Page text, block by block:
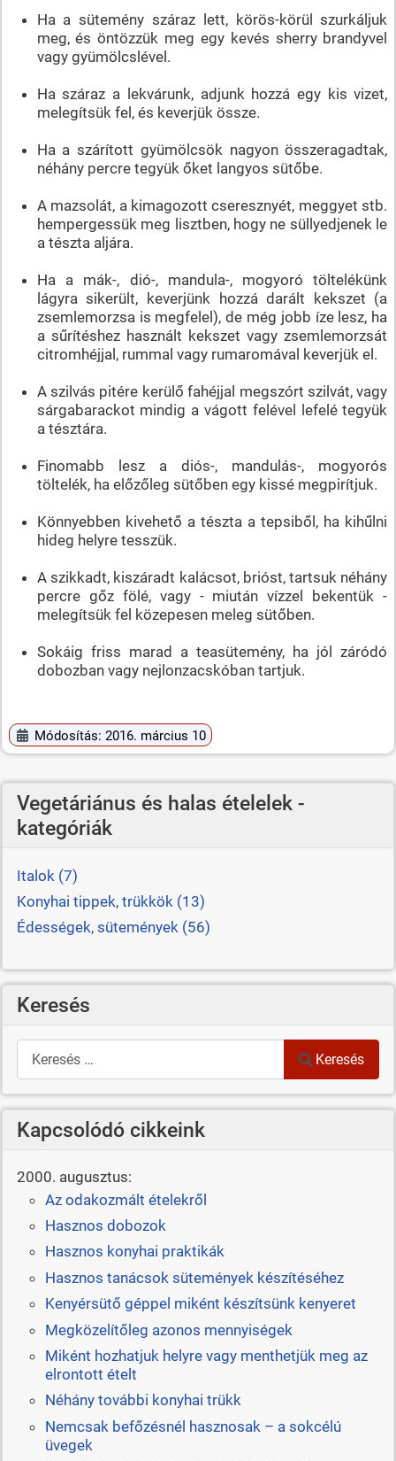
Ha a sütemény száraz lett, körös-körül szurkáljuk
meg, és öntözzük meg egy kevés sherry brandyvel
vagy gyümölcslével.
Ha száraz a lekvárunk, adjunk hozzá egy kis vizet,
melegítsük fel, és keverjük össze.
Ha a szárított gyümölcsök nagyon összeragadtak,
néhány percre tegyük őket langyos sütőbe.
A mazsolát, a kimagozott cseresznyét, meggyet stb.
hempergessük meg lisztben, hogy ne süllyedjenek le
a tészta aljára.
Ha a mák-, dió-, mandula-, mogyoró töltelékünk
lágyra sikerült, keverjünk hozzá darált kekszet (a
zsemlemorzsa is megfelel), de még jobb íze lesz, ha
a sűrítéshez használt kekszet vagy zsemlemorzsát
citromhéjjal, rummal vagy rumaromával keverjük el.
A szilvás pitére kerülő fahéjjal megszórt szilvát, vagy
sárgabarackot mindig a vágott felével lefelé tegyük
a tésztára.
Finomabb lesz a diós-, mandulás-, mogyorós
töltelék, ha előzőleg sütőben egy kissé megpirítjuk.
Könnyebben kivehető a tészta a tepsiből, ha kihűlni
hideg helyre tesszük.
A szikkadt, kiszáradt kalácsot, brióst, tartsuk néhány
percre gőz fölé, vagy - miután vízzel bekentük -
melegítsük fel közepesen meleg sütőben.
Sokáig friss marad a teasütemény, ha jól záródó
dobozban vagy nejlonzacskóban tartjuk.
Módosítás: 2016. március 10
Vegetáriánus és halas ételelek -
kategóriák
Italok (7)
Konyhai tippek, trükkök (13)
Édességek, sütemények (56)
Keresés
Keresés
Keresés
Kapcsolódó cikkeink
2000. augusztus:
Az odakozmált ételekről
Hasznos dobozok
Hasznos konyhai praktikák
Hasznos tanácsok sütemények készítéséhez
Kenyérsütő géppel miként készítsünk kenyeret
Megközelítőleg azonos mennyiségek
Miként hozhatjuk helyre vagy menthetjük meg az
elrontott ételt
Néhány további konyhai trükk
Nemcsak befőzésnél hasznosak – a sokcélú
üvegek